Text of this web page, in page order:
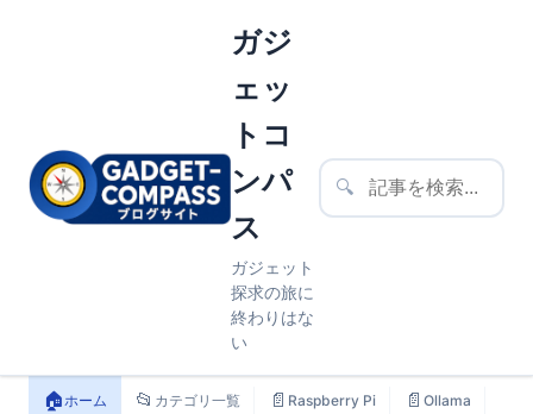
ガジ
ェッ
トコ
ンパ
ス
ガジェット
探求の旅に
終わりはな
い
🔍
🏠ホーム 📂 カテゴリ一覧 📄 Raspberry Pi 📄 Ollama